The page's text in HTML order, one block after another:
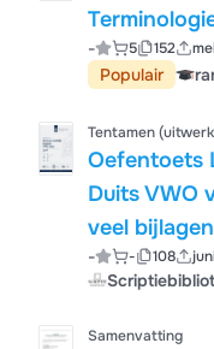
- 5 152
Populair
Tentamen
Oefentoets
Duits VWO vragen en antwoorden met
veel
- - 108
Samenvatting